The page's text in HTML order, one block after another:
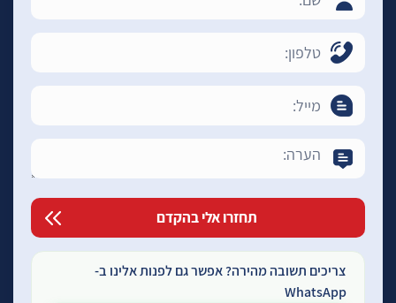
צריכים תשובה מהירה? אפשר גם לפנות אלינו ב-
WhatsApp